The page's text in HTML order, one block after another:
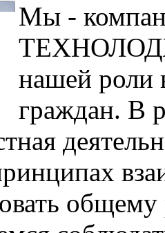
Мы -
нашей роли
граждан. В